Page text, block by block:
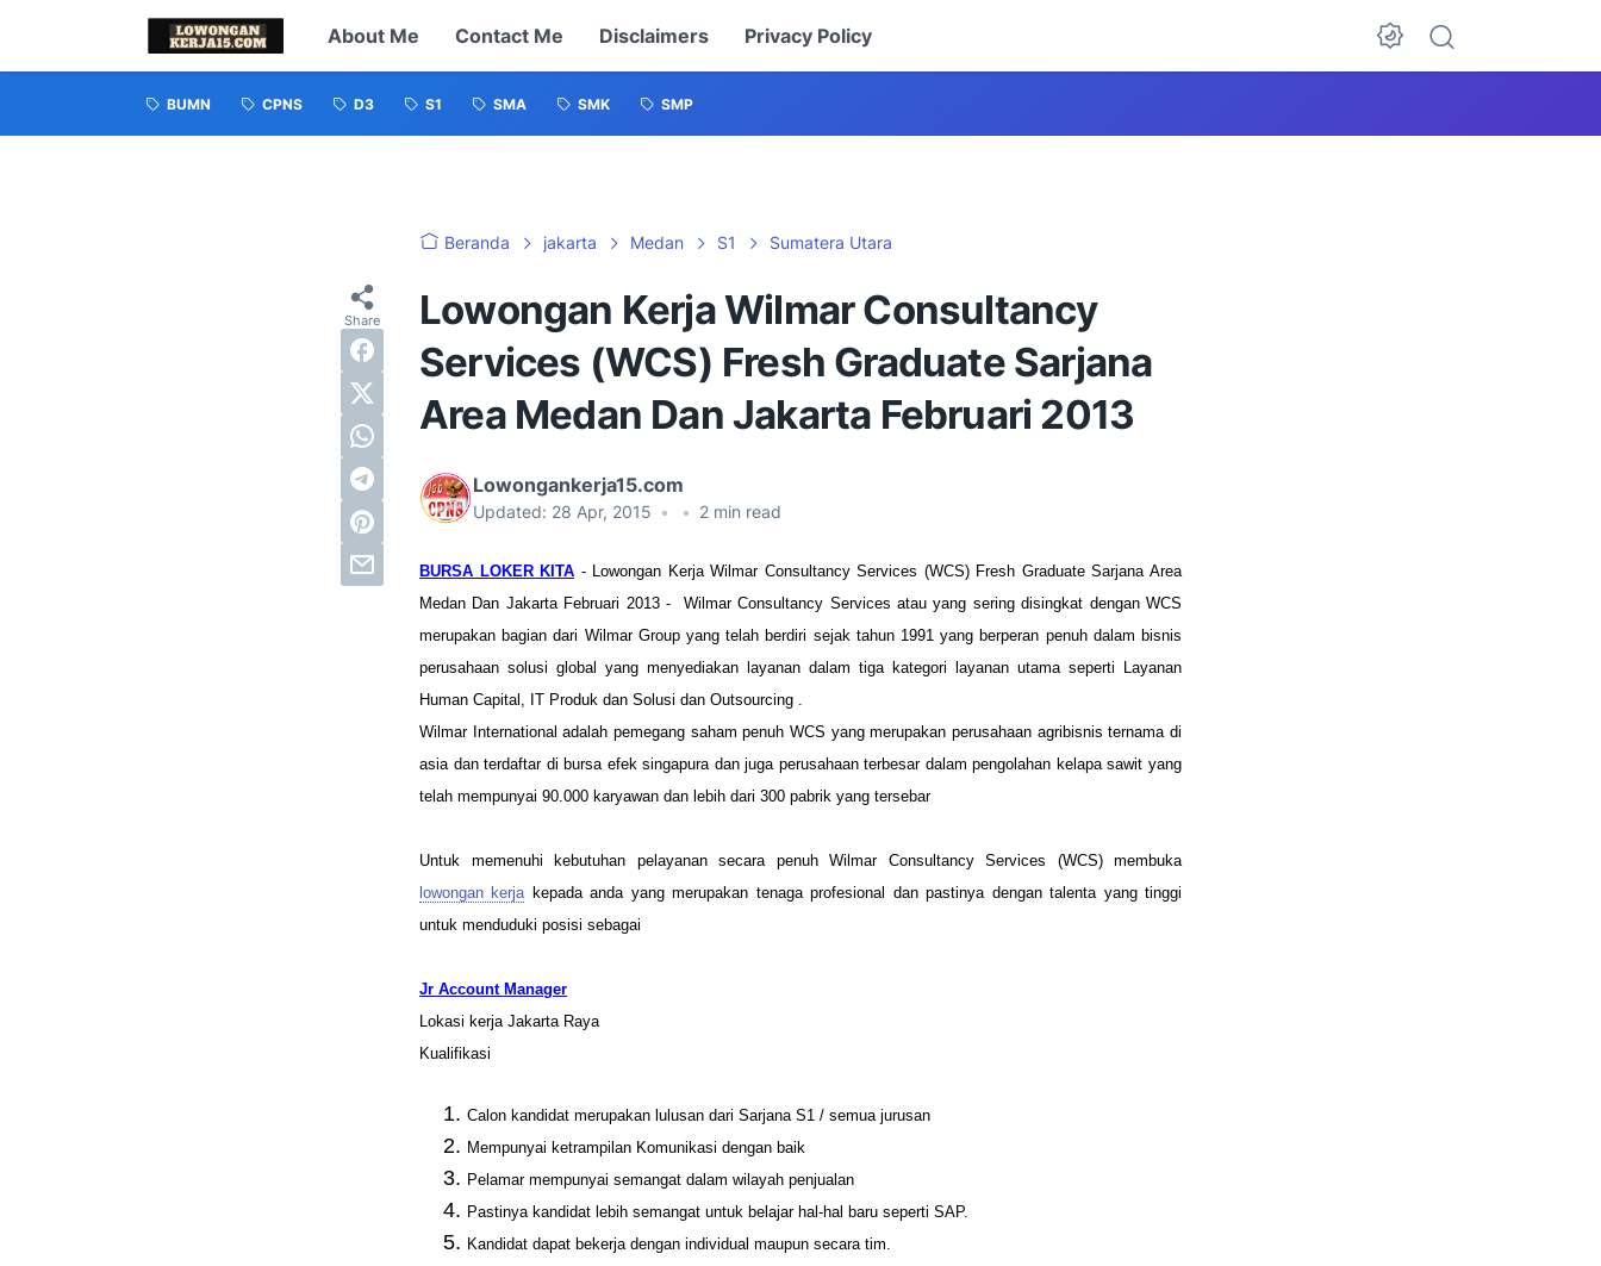
About Me Contact Me Disclaimers Privacy Policy
BUMN CPNS D3 S1 SMA SMK SMP
Beranda jakarta Medan S1 Sumatera Utara
Lowongan Kerja Wilmar Consultancy
Services (WCS) Fresh Graduate Sarjana
Area Medan Dan Jakarta Februari 2013
Lowongankerja15.com
Updated: 28 Apr, 2015 • • 2 min read
BURSA LOKER KITA - Lowongan Kerja Wilmar Consultancy Services (WCS) Fresh Graduate Sarjana Area
Medan Dan Jakarta Februari 2013 - Wilmar Consultancy Servicesatau yang sering disingkat dengan WCS
merupakan bagian dari Wilmar Group yang telah berdiri sejak tahun 1991 yang berperan penuh dalam bisnis
perusahaan solusi global yang menyediakan layanan dalam tiga kategori layanan utama seperti
Layanan
Human Capital, IT Produk dan Solusi dan Outsourcing .
Wilmar International adalah pemegang saham penuh WCS yang merupakan perusahaan agribisnis ternama di
asia dan terdaftar di bursa efek singapura dan juga perusahaan terbesar dalam pengolahan kelapa sawit yang
telah mempunyai 90.000 karyawan dan lebih dari 300 pabrik yang tersebar
Untuk memenuhi kebutuhan pelayanan secara penuh Wilmar Consultancy Services (WCS) membuka
lowongan kerjakepada anda yang merupakan tenaga profesional dan pastinya dengan talenta yang tinggi
untuk menduduki posisi sebagai
Jr Account Manager
Lokasi kerja Jakarta Raya
Kualifikasi
Calon kandidat merupakan lulusan dari SarjanaS1 / semua jurusan
Mempunyai ketrampilan Komunikasi dengan baik
Pelamar mempunyai semangat dalam wilayah penjualan
Pastinya kandidat lebih semangat untuk belajar hal-hal baru seperti SAP.
Kandidat dapat bekerja dengan individual maupun secara tim.